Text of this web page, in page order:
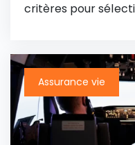
critères pour
investir en
Assurance vie